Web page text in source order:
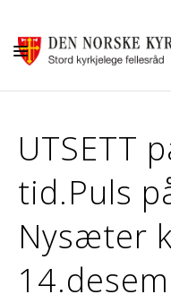
GUDSTENESTER
DÅP VIGSEL GRAVFERD
SOKNERÅDA
INFORMASJON
UTSETT
tid.Puls
Nysæter